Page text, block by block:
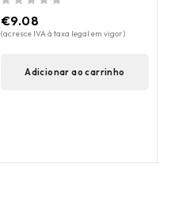
€9.08
(acresce IVA à taxa legal em vigor)
Adicionar ao carrinho